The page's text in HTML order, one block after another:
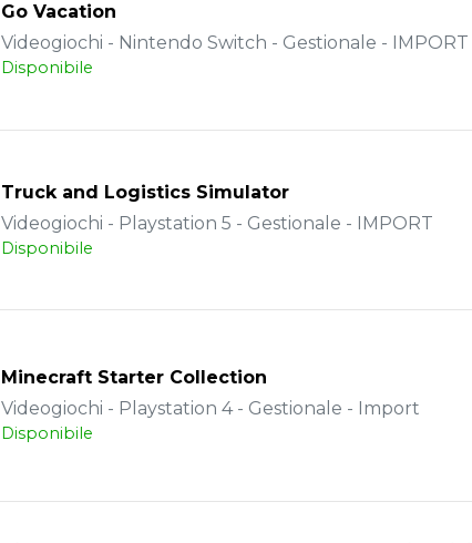
Go Vacation
Videogiochi - Nintendo Switch - Gestionale - IMPORT
Disponibile
Truck and Logistics Simulator
Videogiochi - Playstation 5 - Gestionale - IMPORT
Disponibile
Minecraft Starter Collection
Videogiochi - Playstation 4 - Gestionale - Import
Disponibile